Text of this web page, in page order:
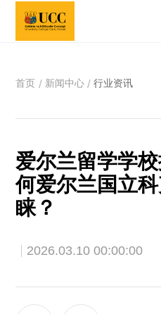
首页 / 新闻中心 / 行业资讯
爱尔兰留学学
何爱尔兰国立
睐？
2026.03.10 00:00:00